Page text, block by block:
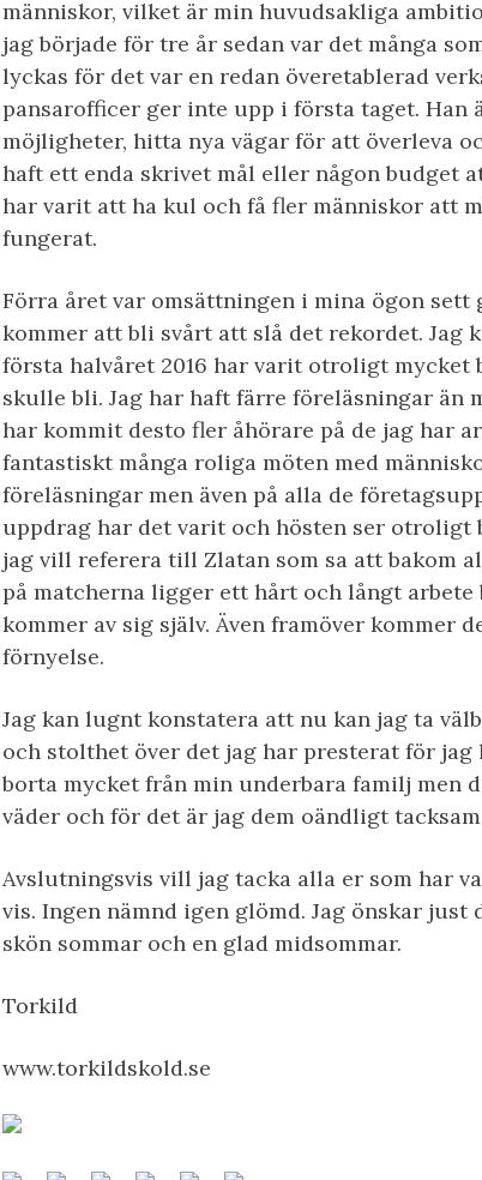
människor, vilket är min huvudsakliga
jag började för tre år sedan var det många
lyckas för det var en redan överetablerad
pansarofficer ger inte upp i första taget.
möjligheter, hitta nya vägar för att överleva
haft ett enda skrivet mål eller någon budget
har varit att ha kul och få fler människor att
fungerat.
Förra året var omsättningen i mina ögon
kommer att bli svårt att slå det rekordet. Jag
första halvåret 2016 har varit otroligt mycket
skulle bli. Jag har haft färre föreläsningar än
har kommit desto fler åhörare på de jag har
fantastiskt många roliga möten med
föreläsningar men även på alla de
uppdrag har det varit och hösten ser otroligt
jag vill referera till Zlatan som sa att bakom
på matcherna ligger ett hårt och långt
kommer av sig själv. Även framöver kommer
förnyelse.
Jag kan lugnt konstatera att nu kan jag ta
och stolthet över det jag har presterat för
borta mycket från min underbara familj men
väder och för det är jag dem oändligt
Avslutningsvis vill jag tacka alla er som har
vis. Ingen nämnd igen glömd. Jag önskar
skön sommar och en glad midsommar.
Torkild
www.torkildskold.se